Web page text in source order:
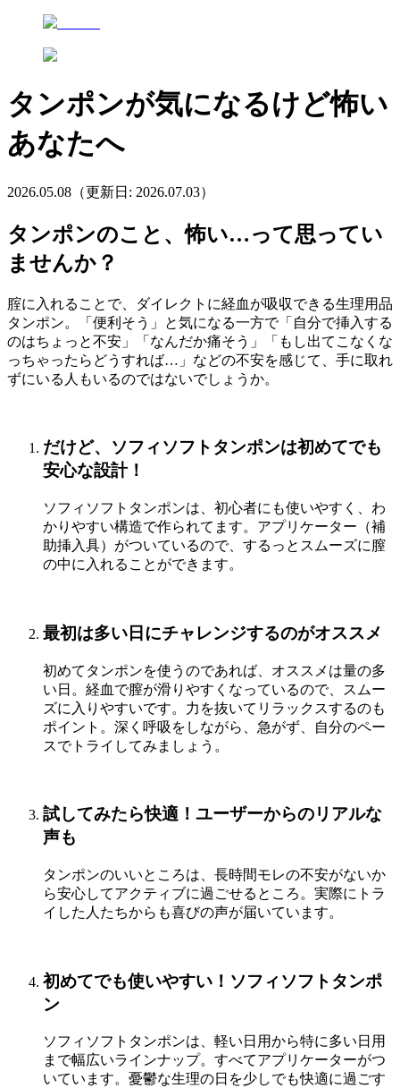
タンポンが気になるけど怖い
あなたへ
2026.05.08 （更新日: 2026.07.03）
タンポンのこと、怖い…って思ってい
ませんか？
腟に入れることで、ダイレクトに経血が吸収できる生理用品
タンポン。「便利そう」と気になる一方で「自分で挿入する
のはちょっと不安」「なんだか痛そう」「もし出てこなくな
っちゃったらどうすれば…」などの不安を感じて、手に取れ
ずにいる人もいるのではないでしょうか。
だけど、ソフィソフトタンポンは初めてでも
安心な設計！
ソフィソフトタンポンは、初心者にも使いやすく、わ
かりやすい構造で作られてます。アプリケーター（補
助挿入具）がついているので、するっとスムーズに膣
の中に入れることができます。
最初は多い日にチャレンジするのがオススメ
初めてタンポンを使うのであれば、オススメは量の多
い日。経血で膣が滑りやすくなっているので、スムー
ズに入りやすいです。力を抜いてリラックスするのも
ポイント。深く呼吸をしながら、急がず、自分のペー
スでトライしてみましょう。
試してみたら快適！ユーザーからのリアルな
声も
タンポンのいいところは、長時間モレの不安がないか
ら安心してアクティブに過ごせるところ。実際にトラ
イした人たちからも喜びの声が届いています。
初めてでも使いやすい！ソフィソフトタンポ
ン
ソフィソフトタンポンは、軽い日用から特に多い日用
まで幅広いラインナップ。すべてアプリケーターがつ
いています。憂鬱な生理の日を少しでも快適に過ごす